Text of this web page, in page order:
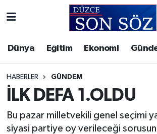
Dünya Eğitim Ekonomi
HABERLER GÜNDEM
İLK DEFA 1.OLDU
Bu pazar milletvekili genel seçimi
siyasi partiye oy verileceği sorusuna
Gizlilik Sözleşmesi
İletişim
Künye
Akçakoca Hava Durumu
Akçakoca Trafik Yoğunluk
Süper Lig Puan Durumu ve